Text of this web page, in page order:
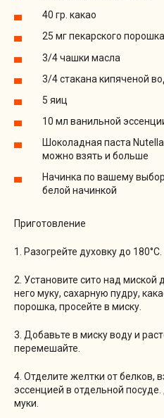
40 гр. какао
25 мг пекарского порошка
3/4 чашки масла
3/4 стакана кипяченой
5 яиц
10 мл ванильной
Шоколадная паста
можно взять и больше
Начинка по вашему
белой начинкой
Приготовление
1. Разогрейте духовку до 180°С.
2. Установите сито над
него муку, сахарную пудру,
порошка, просейте в миску.
3. Добавьте в миску воду и
перемешайте.
4. Отделите желтки от белков,
эссенцией в отдельной
муки.